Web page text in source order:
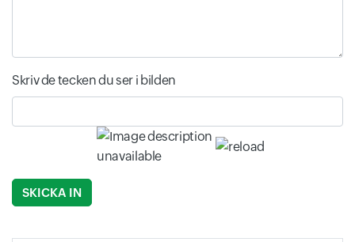
Skriv de tecken du ser i bilden
Input field
Input field